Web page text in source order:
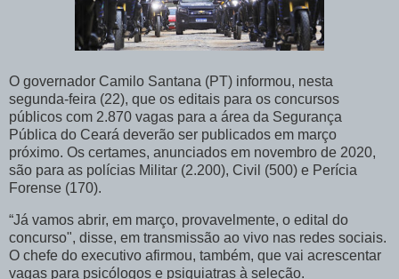
O governador Camilo Santana (PT) informou, nesta
segunda-feira (22), que os editais para os concursos
públicos com 2.870 vagas para a área da Segurança
Pública do Ceará deverão ser publicados em março
próximo. Os certames, anunciados em novembro de 2020,
são para as polícias Militar (2.200), Civil (500) e Perícia
Forense (170).
“Já vamos abrir, em março, provavelmente, o edital do
concurso", disse, em transmissão ao vivo nas redes sociais.
O chefe do executivo afirmou, também, que vai acrescentar
vagas para psicólogos e psiquiatras à seleção.